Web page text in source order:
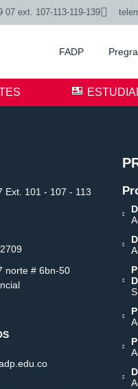
07 ext. 107-113-119-139
FADP
Ext. 101 - 107 - 113
norte # 6bn-50